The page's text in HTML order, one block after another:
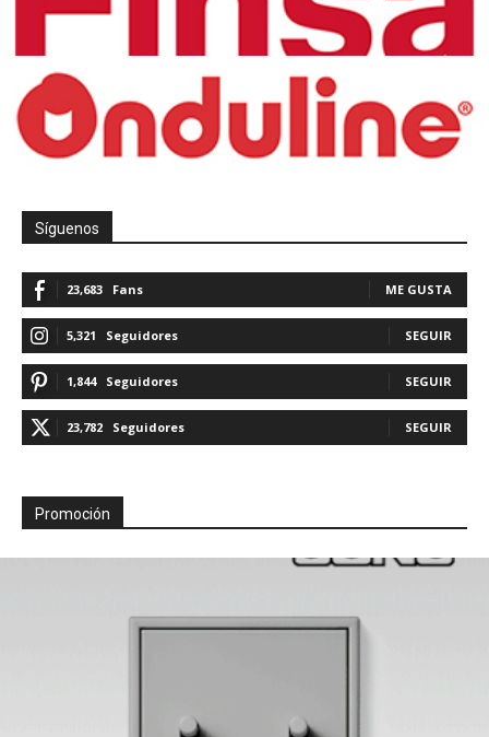
Síguenos
23,683 Fans ME GUSTA
5,321 Seguidores SEGUIR
1,844 Seguidores SEGUIR
23,782 Seguidores SEGUIR
Promoción